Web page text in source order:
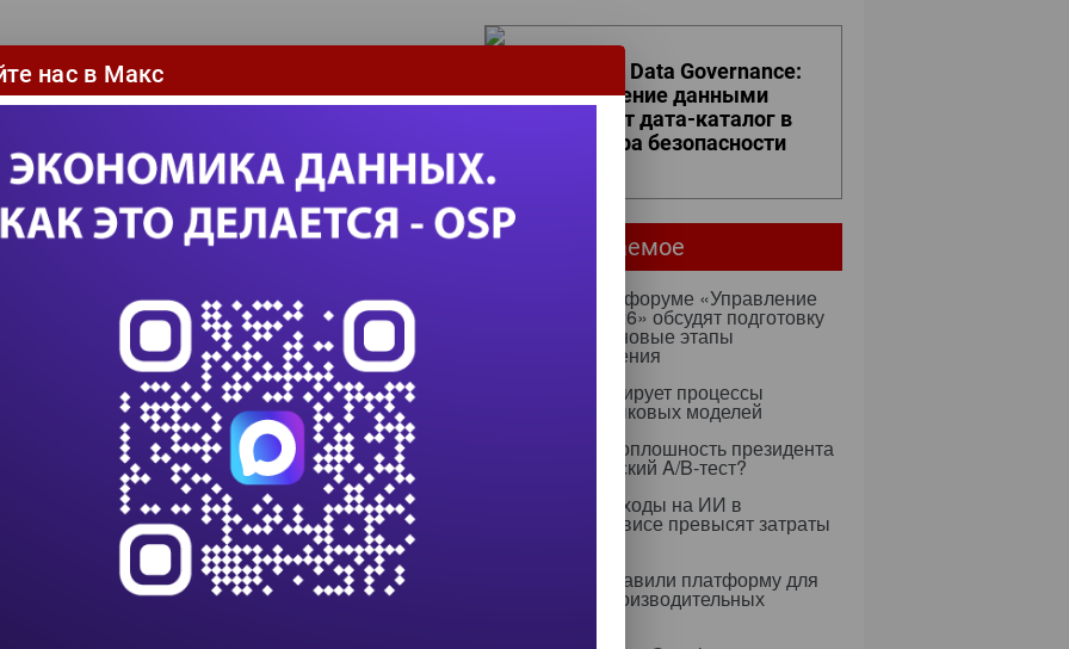
Zero Trust и Data Governance:
как управление данными
превращает дата-каталог в
ядро контура безопасности
Самое читаемое
24 сентября на форуме «Управление
данными — 2026» обсудят подготовку
данных к ИИ и новые этапы
импортозамещения
Т-Банк оптимизирует процессы
дообучения языковых моделей
Казус Rapidus: оплошность президента
или стратегический A/B-тест?
К 2030 году расходы на ИИ в
клиентском сервисе превысят затраты
В Nvidia представили платформу для
ИИ и высокопроизводительных
нас в Макс